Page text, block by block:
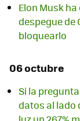
Elon Musk
despegue de
bloquearlo
06 octubre
Si la
datos al lado